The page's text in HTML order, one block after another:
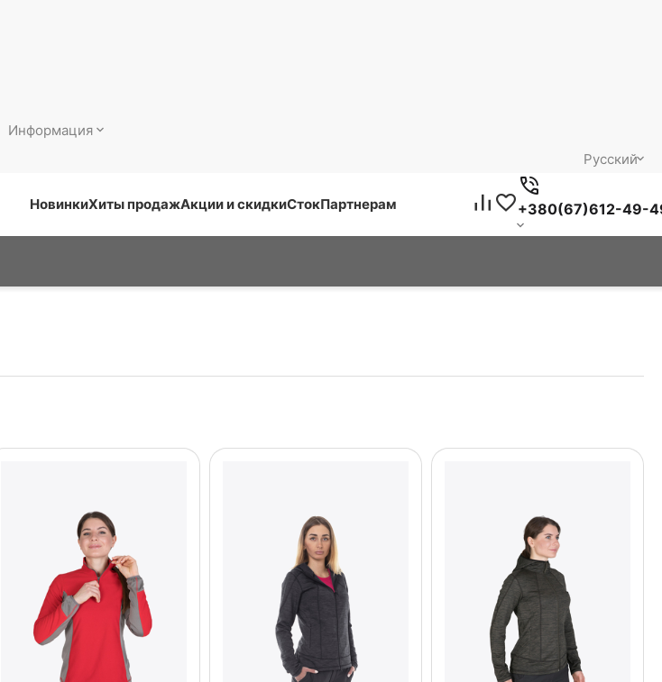
Информация
Русский
НовинкиХиты продажАкции и скидкиСтокПартнерам +380(67)612-49-